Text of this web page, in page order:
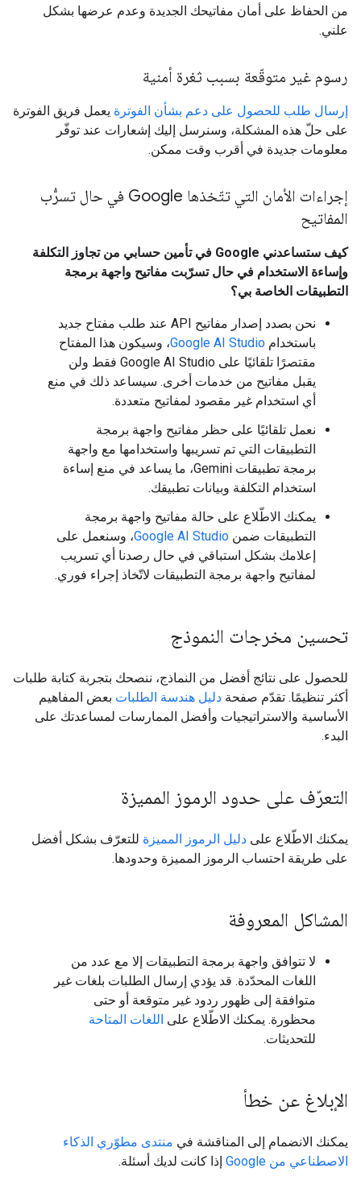
من الحفاظ على أمان مفاتيحك الجديدة وعدم عرضها بشكل
علني.
رسوم غير متوقّعة بسبب ثغرة أمنية
إرسال طلب للحصول على دعم بشأن الفوترة يعمل فريق الفوترة
على حلّ هذه المشكلة، وسنرسل إليك إشعارات عند توفّر
معلومات جديدة في أقرب وقت ممكن.
إجراءات الأمان التي تتّخذها Google في حال تسرُّب
المفاتيح
كيف ستساعدني Google في تأمين حسابي من تجاوز التكلفة
وإساءة الاستخدام في حال تسرّبت مفاتيح واجهة برمجة
التطبيقات الخاصة بي؟
نحن بصدد إصدار مفاتيح API عند طلب مفتاح جديد
باستخدام Google AI Studio، وسيكون هذا المفتاح
مقتصرًا تلقائيًا على Google AI Studio فقط ولن
يقبل مفاتيح من خدمات أخرى. سيساعد ذلك في منع
أي استخدام غير مقصود لمفاتيح متعددة.
نعمل تلقائيًا على حظر مفاتيح واجهة برمجة
التطبيقات التي تم تسريبها واستخدامها مع واجهة
برمجة تطبيقات Gemini، ما يساعد في منع إساءة
استخدام التكلفة وبيانات تطبيقك.
يمكنك الاطّلاع على حالة مفاتيح واجهة برمجة
التطبيقات ضمن Google AI Studio، وسنعمل على
إعلامك بشكل استباقي في حال رصدنا أي تسريب
لمفاتيح واجهة برمجة التطبيقات لاتّخاذ إجراء فوري.
تحسين مخرجات النموذج
للحصول على نتائج أفضل من النماذج، ننصحك بتجربة كتابة طلبات
أكثر تنظيمًا. تقدّم صفحة دليل هندسة الطلبات بعض المفاهيم
الأساسية والاستراتيجيات وأفضل الممارسات لمساعدتك على
البدء.
التعرّف على حدود الرموز المميزة
يمكنك الاطّلاع على دليل الرموز المميزة للتعرّف بشكل أفضل
على طريقة احتساب الرموز المميزة وحدودها.
المشاكل المعروفة
لا تتوافق واجهة برمجة التطبيقات إلا مع عدد من
اللغات المحدّدة. قد يؤدي إرسال الطلبات بلغات غير
متوافقة إلى ظهور ردود غير متوقعة أو حتى
محظورة. يمكنك الاطّلاع على اللغات المتاحة
للتحديثات.
الإبلاغ عن خطأ
يمكنك الانضمام إلى المناقشة في منتدى مطوّري الذكاء
الاصطناعي من Google
إذا كانت لديك أسئلة.